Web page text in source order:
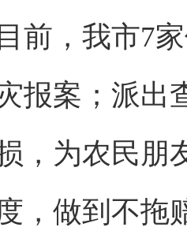
，我市7家
报案；派出
，为农民朋
，做到不拖